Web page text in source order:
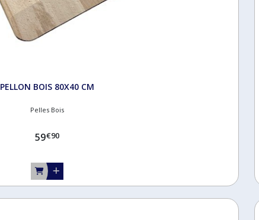
PELLON BOIS 80X40 CM
Pelles Bois
59€90